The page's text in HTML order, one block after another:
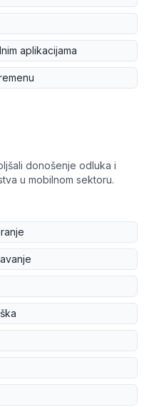
aplikacijama
donošenje odluka i
u mobilnom sektoru.